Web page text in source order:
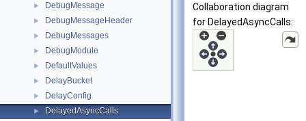
► DebugMessage
► DebugMessageHeader
► DebugMessages
► DebugModule
► DefaultValues
► DelayBucket
► DelayConfig
► DelayedAsyncCalls
Collaboration diagram
for DelayedAsyncCalls: